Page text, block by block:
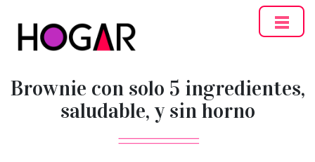
Brownie con solo 5 ingredientes,
saludable, y sin horno